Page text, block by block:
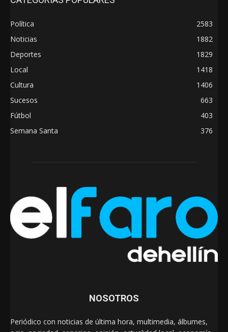
Política
2583
Noticias
1882
Deportes
1829
Local
1418
Cultura
1406
Sucesos
663
Fútbol
403
Semana Santa
376
NOSOTROS
Periódico con noticias de última hora, multimedia, álbumes,